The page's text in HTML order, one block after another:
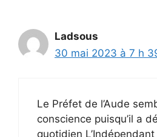
Ladsous
30 mai 2023 à 7 h
Le Préfet de l’Aude
conscience puisqu’il a
quotidien